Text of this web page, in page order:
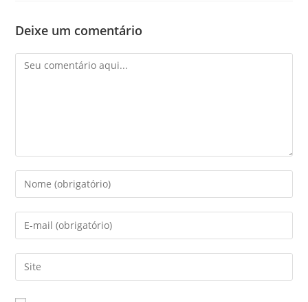
Deixe um comentário